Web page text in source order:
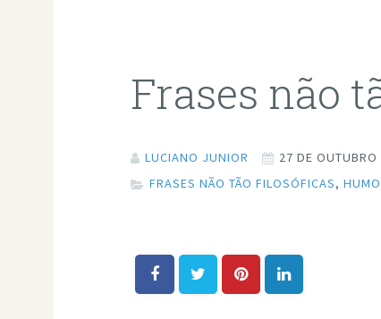
Frases não
LUCIANO JUNIOR 27 DE OUTUBRO
FRASES NÃO TÃO FILOSÓFICAS,